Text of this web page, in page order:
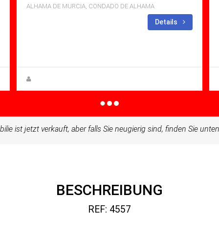
ALHAMA DE MURCIA, CONDADO DE ALHAMA
Details
ist jetzt verkauft, aber falls Sie neugierig sind, finden Sie
BESCHREIBUNG
REF: 4557